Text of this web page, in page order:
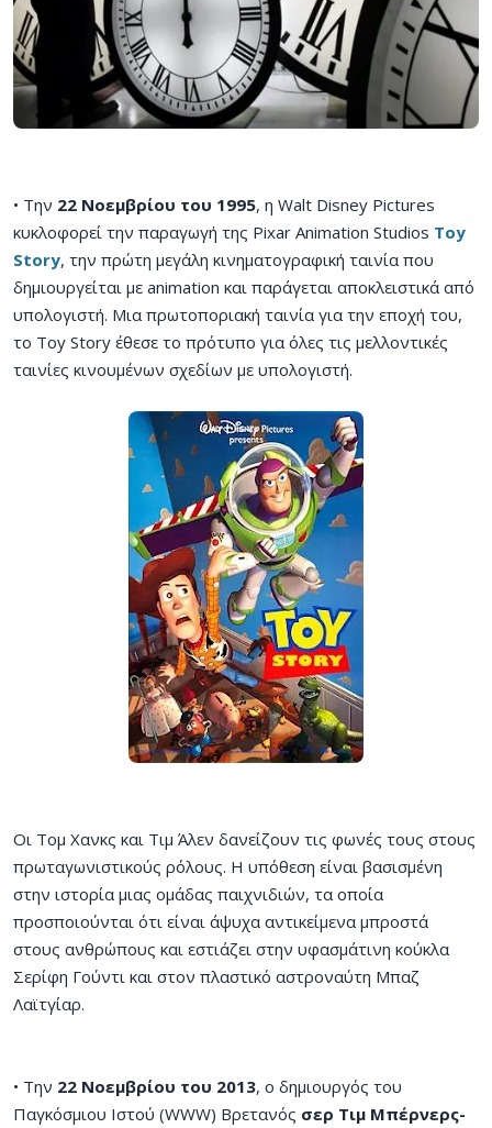
• Την 22 Νοεμβρίου του 1995, η Walt Disney Pictures
κυκλοφορεί την παραγωγή της Pixar Animation Studios Toy
Story, την πρώτη μεγάλη κινηματογραφική ταινία που
δημιουργείται με animation και παράγεται αποκλειστικά από
υπολογιστή. Μια πρωτοποριακή ταινία για την εποχή του,
το Toy Story έθεσε το πρότυπο για όλες τις μελλοντικές
ταινίες κινουμένων σχεδίων με υπολογιστή.
Οι Τομ Χανκς και Τιμ Άλεν δανείζουν τις φωνές τους στους
πρωταγωνιστικούς ρόλους. Η υπόθεση είναι βασισμένη
στην ιστορία μιας ομάδας παιχνιδιών, τα οποία
προσποιούνται ότι είναι άψυχα αντικείμενα μπροστά
στους ανθρώπους και εστιάζει στην υφασμάτινη κούκλα
Σερίφη Γούντι και στον πλαστικό αστροναύτη Μπαζ
Λαϊτγίαρ.
• Την 22 Νοεμβρίου του 2013, ο δημιουργός του
Παγκόσμιου Ιστού (WWW) Βρετανός σερ Τιμ Μπέρνερς-